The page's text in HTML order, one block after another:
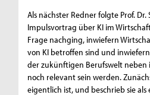
Als nächster Redner folgte Prof.
Impulsvortrag über KI im
Frage nachging, inwiefern
von KI betroffen sind und
der zukünftigen Berufswelt
noch relevant sein werden.
eigentlich ist, und beschrieb sie